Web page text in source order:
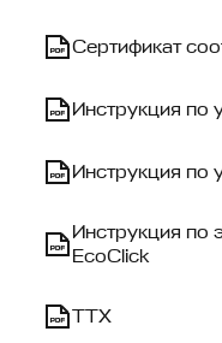
Сертификат
Инструкция по
Инструкция по
Инструкция по
EcoClick
ТТХ